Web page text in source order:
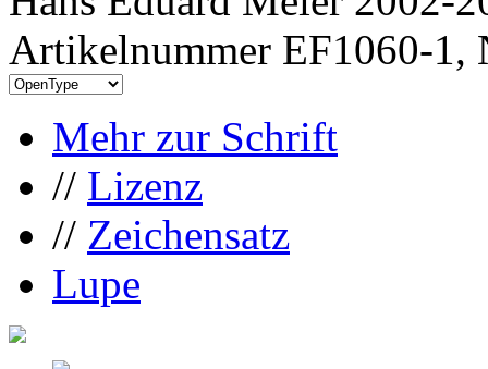
Artikelnummer EF1060-1,
Mehr zur Schrift
// Lizenz
// Zeichensatz
Lupe